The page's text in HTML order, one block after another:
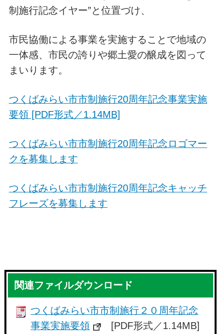
制施行記念イヤー”と位置づけ、
市民協働による事業を実施することで地域の
一体感、市民の誇りや郷土愛の醸成を図って
まいります。
つくばみらい市市制施行20周年記念事業実施
要領 [PDF形式／1.14MB]
つくばみらい市市制施行20周年記念ロゴマー
クを募集します
つくばみらい市市制施行20周年記念キャッチ
フレーズを募集します
関連ファイルダウンロード
つくばみらい市市制施行２０周年記念
事業実施要領
[PDF形式／1.14MB]